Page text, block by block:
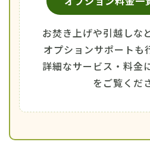
お焚き上げや引越しな
オプションサポートも
詳細なサービス・料金
をご覧くだ